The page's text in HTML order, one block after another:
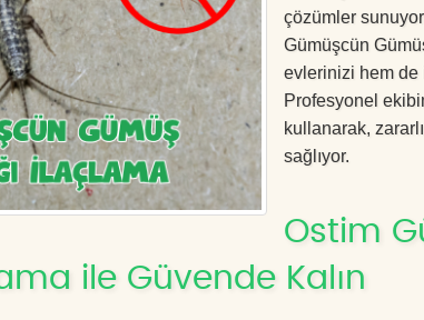
çözümler
Gümüşcün
evlerinizi hem de
Profesyonel
kullanarak,
sağlıyor.
Ostim
ile Güvende Kalın